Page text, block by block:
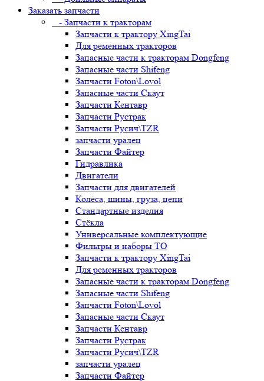
Заказать запчасти
- Запчасти к тракторам
Запчасти к трактору XingTai
Для ременных тракторов
Запасные части к тракторам Dongfeng
Запасные части Shifeng
Запчасти Foton\Lovol
Запасные части Скаут
Запчасти Кентавр
Запчасти Рустрак
Запчасти Русич\TZR
запчасти уралец
Запчасти Файтер
Гидравлика
Двигатели
Запчасти для двигателей
Колёса, шины, груза, цепи
Стандартные изделия
Стёкла
Универсальные комплектующие
Фильтры и наборы ТО
Запчасти к трактору XingTai
Для ременных тракторов
Запасные части к тракторам Dongfeng
Запасные части Shifeng
Запчасти Foton\Lovol
Запасные части Скаут
Запчасти Кентавр
Запчасти Рустрак
Запчасти Русич\TZR
запчасти уралец
Запчасти Файтер